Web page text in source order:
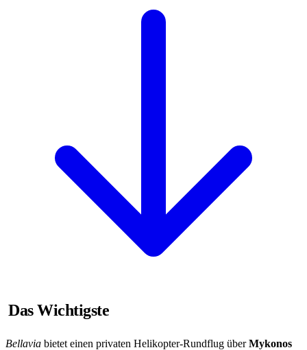
Das Wichtigste
Bellavia bietet einen privaten Helikopter-Rundflug überMykonos